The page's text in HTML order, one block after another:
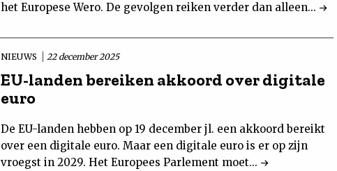
het Europese Wero. De gevolgen reiken verder dan alleen...
NIEUWS 22 december 2025
EU-landen bereiken akkoord over digitale
euro
De EU-landen hebben op 19 december jl. een akkoord bereikt
over een digitale euro. Maar een digitale euro is er op zijn
vroegst in 2029. Het Europees Parlement moet...